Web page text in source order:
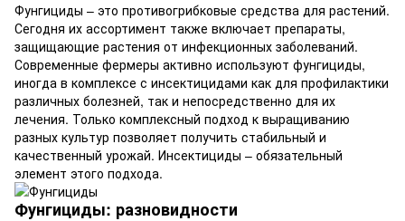
Фунгициды – это противогрибковые средства для растений.
Сегодня их ассортимент также включает препараты,
защищающие растения от инфекционных заболеваний.
Современные фермеры активно используют фунгициды,
иногда в комплексе с инсектицидами как для профилактики
различных болезней, так и непосредственно для их
лечения. Только комплексный подход к выращиванию
разных культур позволяет получить стабильный и
качественный урожай. Инсектициды – обязательный
элемент этого подхода.
Фунгициды: разновидности